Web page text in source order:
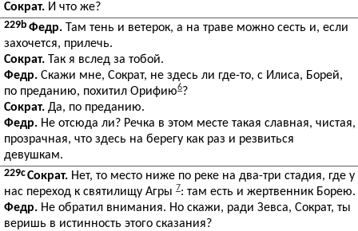
Сократ. И что же?
229b Федр. Там тень и ветерок, а на траве можно сесть и, если
захочется, прилечь.
Сократ. Так я вслед за тобой.
Федр. Скажи мне, Сократ, не здесь ли где-то, с Илиса, Борей,
по преданию, похитил Орифию6?
Сократ. Да, по преданию.
Федр. Не отсюда ли? Речка в этом месте такая славная, чистая,
прозрачная, что здесь на берегу как раз и резвиться
девушкам.
229cСократ. Нет, то место ниже по реке на два-три стадия, где у
нас переход к святилищу Агры 7: там есть и жертвенник Борею.
Федр. Не обратил внимания. Но скажи, ради Зевса, Сократ, ты
веришь в истинность этого сказания?